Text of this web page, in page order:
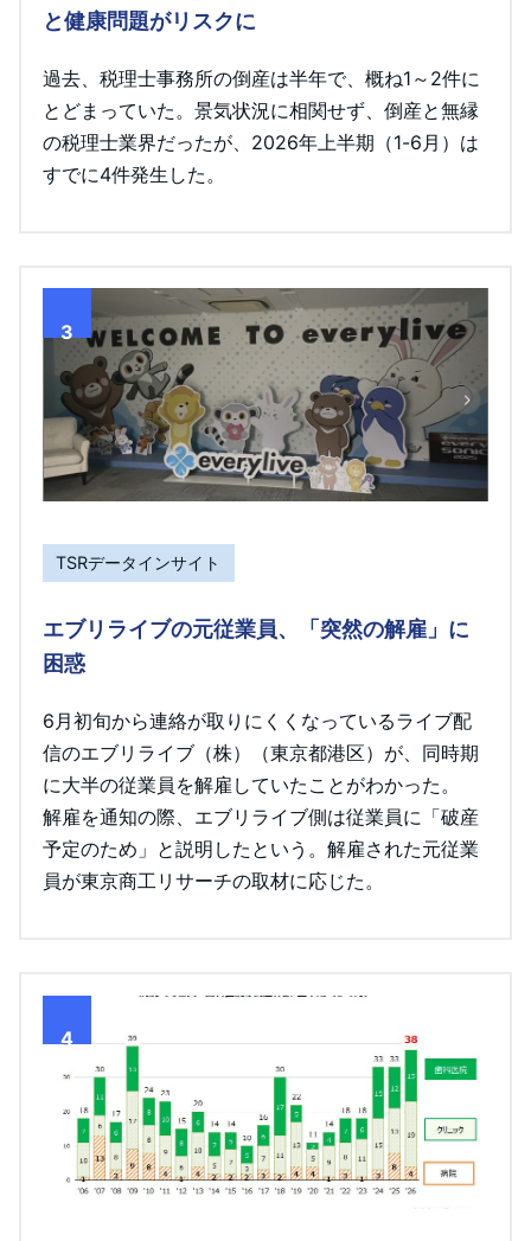
と健康問題がリスクに
過去、税理士事務所の倒産は半年で、概ね1～2件に
とどまっていた。景気状況に相関せず、倒産と無縁
の税理士業界だったが、2026年上半期（1-6月）は
すでに4件発生した。
3
TSRデータインサイト
エブリライブの元従業員、「突然の解雇」に
困惑
6月初旬から連絡が取りにくくなっているライブ配
信のエブリライブ（株）（東京都港区）が、同時期
に大半の従業員を解雇していたことがわかった。
解雇を通知の際、エブリライブ側は従業員に「破産
予定のため」と説明したという。解雇された元従業
員が東京商工リサーチの取材に応じた。
4